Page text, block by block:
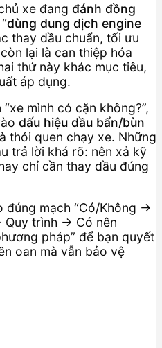
xe đang đánh đồng
dung dịch engine
thay dầu chuẩn, tối ưu
lại là can thiệp hóa
thứ này khác mục tiêu,
áp dụng.
mình có cặn không?”,
dấu hiệu dầu bẩn/bùn
thói quen chạy xe. Những
trả lời khá rõ: nên xả kỹ
chỉ cần thay dầu đúng
đúng mạch “Có/Không →
trình → Có nên
pháp” để bạn quyết
oan mà vẫn bảo vệ